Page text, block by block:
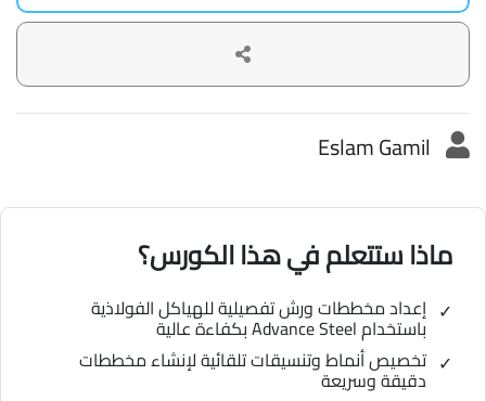
Eslam Gamil
ماذا ستتعلم في هذا الكورس؟
إعداد مخططات ورش تفصيلية للهياكل الفولاذية
باستخدام Advance Steel بكفاءة عالية
تخصيص أنماط وتنسيقات تلقائية لإنشاء مخططات
دقيقة وسريعة